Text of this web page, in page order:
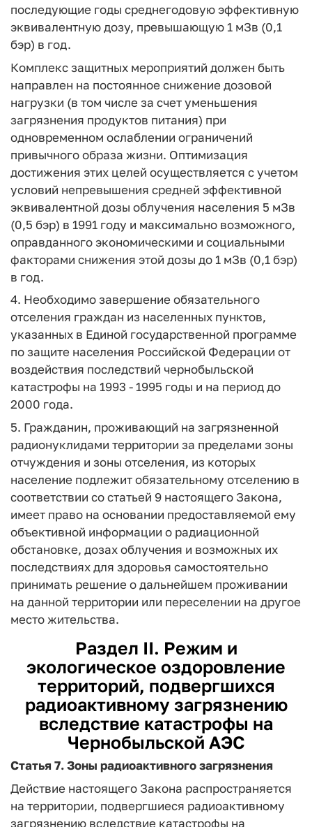
последующие годы среднегодовую эффективную
эквивалентную дозу, превышающую 1 мЗв (0,1
бэр) в год.
Комплекс защитных мероприятий должен быть
направлен на постоянное снижение дозовой
нагрузки (в том числе за счет уменьшения
загрязнения продуктов питания) при
одновременном ослаблении ограничений
привычного образа жизни. Оптимизация
достижения этих целей осуществляется с учетом
условий непревышения средней эффективной
эквивалентной дозы облучения населения 5 мЗв
(0,5 бэр) в 1991 году и максимально возможного,
оправданного экономическими и социальными
факторами снижения этой дозы до 1 мЗв (0,1 бэр)
в год.
4. Необходимо завершение обязательного
отселения граждан из населенных пунктов,
указанных в Единой государственной программе
по защите населения Российской Федерации от
воздействия последствий чернобыльской
катастрофы на 1993 - 1995 годы и на период до
2000 года.
5. Гражданин, проживающий на загрязненной
радионуклидами территории за пределами зоны
отчуждения и зоны отселения, из которых
население подлежит обязательному отселению в
соответствии со статьей 9 настоящего Закона,
имеет право на основании предоставляемой ему
объективной информации о радиационной
обстановке, дозах облучения и возможных их
последствиях для здоровья самостоятельно
принимать решение о дальнейшем проживании
на данной территории или переселении на другое
место жительства.
Раздел II. Режим и
экологическое оздоровление
территорий, подвергшихся
радиоактивному загрязнению
вследствие катастрофы на
Чернобыльской АЭС
Статья 7.Зоны радиоактивного загрязнения
Действие настоящего Закона распространяется
на территории, подвергшиеся радиоактивному
загрязнению вследствие катастрофы на